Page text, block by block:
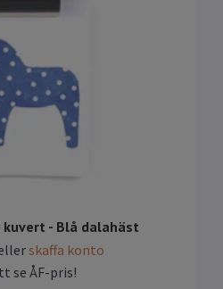
- Blå dalahäst
skaffa konto
se ÅF-pris!